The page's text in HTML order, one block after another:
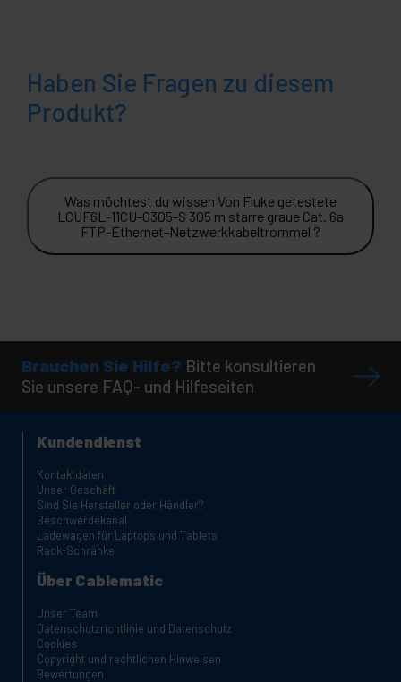
Haben Sie Fragen zu diesem
Produkt?
Was möchtest du wissen Von Fluke getestete
LCUF6L-11CU-0305-S 305 m starre graue Cat. 6a
FTP-Ethernet-Netzwerkkabeltrommel ?
Brauchen Sie Hilfe? Bitte konsultieren
Sie unsere FAQ- und Hilfeseiten
Kundendienst
Kontaktdaten
Unser Geschäft
Sind Sie Hersteller oder Händler?
Beschwerdekanal
Ladewagen für Laptops und Tablets
Rack-Schränke
Über Cablematic
Unser Team
Datenschutzrichtlinie und Datenschutz
Cookies
Copyright und rechtlichen Hinweisen
Bewertungen